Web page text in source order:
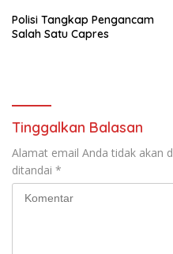
Buru (Namlea).
Polisi Tangkap Pengancam
Salah Satu Capres
Tinggalkan Balasan
Alamat email Anda tidak akan
ditandai *